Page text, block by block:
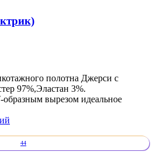
полотна Джерси с
97%,Эластан 3%.
образным вырезом идеальное
44